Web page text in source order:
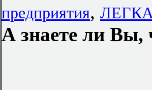
предприятия,
А знаете ли Вы,